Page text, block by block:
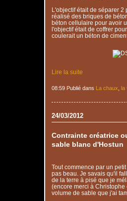
L'objectif était de séparer
réalisé des briques de
béton cellulaire pour avoir
l'objectif était de coffrer
coulerait un béton de
Lire la suite
08:59 Publié dans La chaux, la
24/03/2012
Contrainte créatrice
sable blanc d'Hostun
Tout commence par un
pas beau. Je savais qu'il
de la terre à pisé que je
(encore merci à
volume de sable que j'ai